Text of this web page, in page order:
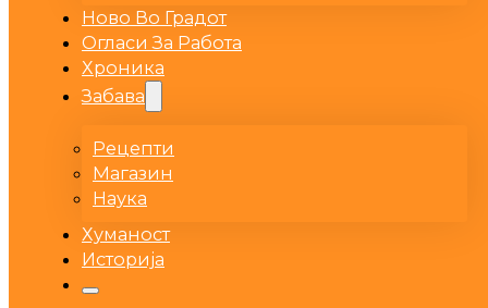
Ново Во Градот
Огласи За Работа
Хроника
Забава
Рецепти
Магазин
Наука
Хуманост
Историја